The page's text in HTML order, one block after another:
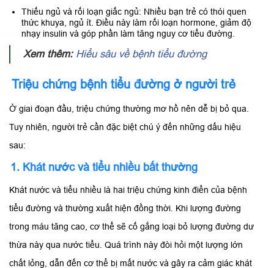
Thiếu ngủ và rối loạn giấc ngủ: Nhiều bạn trẻ có thói quen
thức khuya, ngủ ít. Điều này làm rối loạn hormone, giảm độ
nhạy insulin và góp phần làm tăng nguy cơ tiểu đường.
Xem thêm: Hiểu sâu về bệnh tiểu đường
Triệu chứng bệnh tiểu đường ở người trẻ
Ở giai đoạn đầu, triệu chứng thường mơ hồ nên dễ bị bỏ qua.
Tuy nhiên, người trẻ cần đặc biệt chú ý đến những dấu hiệu
sau:
1. Khát nước và tiểu nhiều bất thường
Khát nước và tiểu nhiều là hai triệu chứng kinh điển của bệnh
tiểu đường và thường xuất hiện đồng thời. Khi lượng đường
trong máu tăng cao, cơ thể sẽ cố gắng loại bỏ lượng đường dư
thừa này qua nước tiểu. Quá trình này đòi hỏi một lượng lớn
chất lỏng, dẫn đến cơ thể bị mất nước và gây ra cảm giác khát